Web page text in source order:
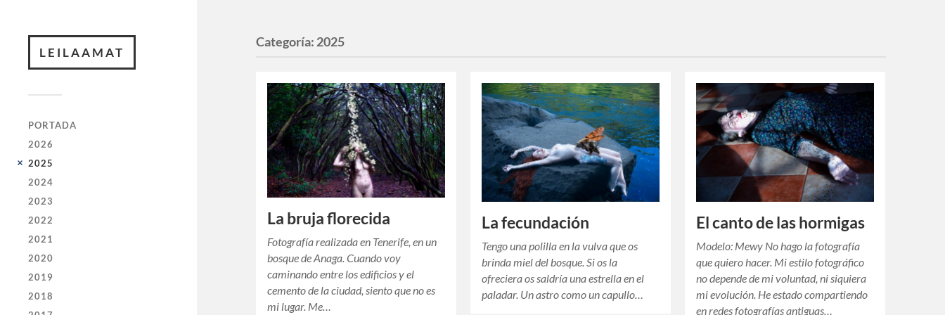
LEILAAMAT
PORTADA
2026
2025
2024
2023
2022
2021
2020
2019
2018
Categoría: 2025
La bruja florecida
Fotografía realizada en Tenerife, en un
bosque de Anaga. Cuando voy
caminando entre los edificios y el
cemento de la ciudad, siento que no es
mi lugar. Me…
La fecundación
Tengo una polilla en la vulva que os
brinda miel del bosque. Si os la
ofreciera os saldría una estrella en el
paladar. Un astro como un capullo…
El canto de las hormigas
Modelo: Mewy No hago la fotografía
que quiero hacer. Mi estilo fotográfico
no depende de mi voluntad, ni siquiera
mi evolución. He estado compartiendo
en redes fotografías antiguas…